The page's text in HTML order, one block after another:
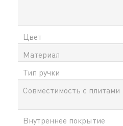
Цвет
Материал
Тип ручки
Совместимость с плитами
Внутреннее покрытие